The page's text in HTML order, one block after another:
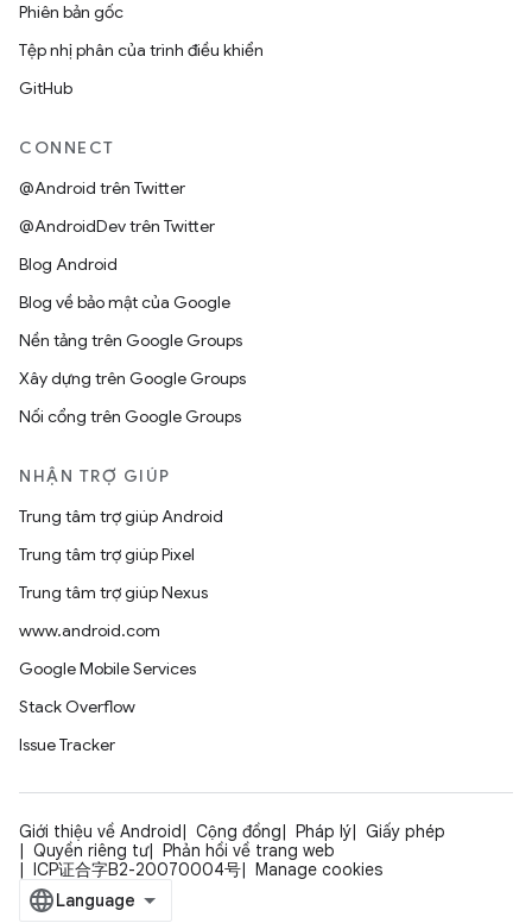
Phiên bản gốc
Tệp nhị phân của trình điều khiển
GitHub
CONNECT
@Android trên Twitter
@AndroidDev trên Twitter
Blog Android
Blog về bảo mật của Google
Nền tảng trên Google Groups
Xây dựng trên Google Groups
Nối cổng trên Google Groups
NHẬN TRỢ GIÚP
Trung tâm trợ giúp Android
Trung tâm trợ giúp Pixel
Trung tâm trợ giúp Nexus
www.android.com
Google Mobile Services
Stack Overflow
Issue Tracker
Giới thiệu về Android Cộng đồng Pháp lý
Giấy phép
Quyền riêng tư
Phản hồi về trang web
ICP证合字B2-20070004号
Manage cookies